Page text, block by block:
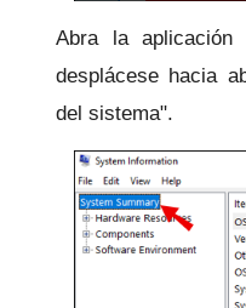
Abra la aplicación
desplácese hacia
del sistema".